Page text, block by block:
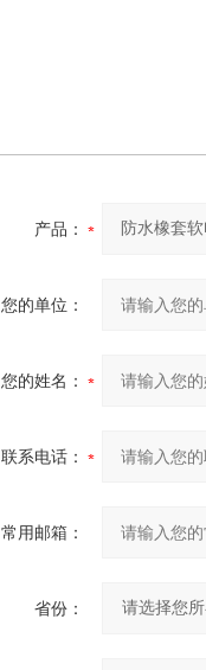
产品：
您的单位：
您的姓名：
联系电话：
常用邮箱：
省份：